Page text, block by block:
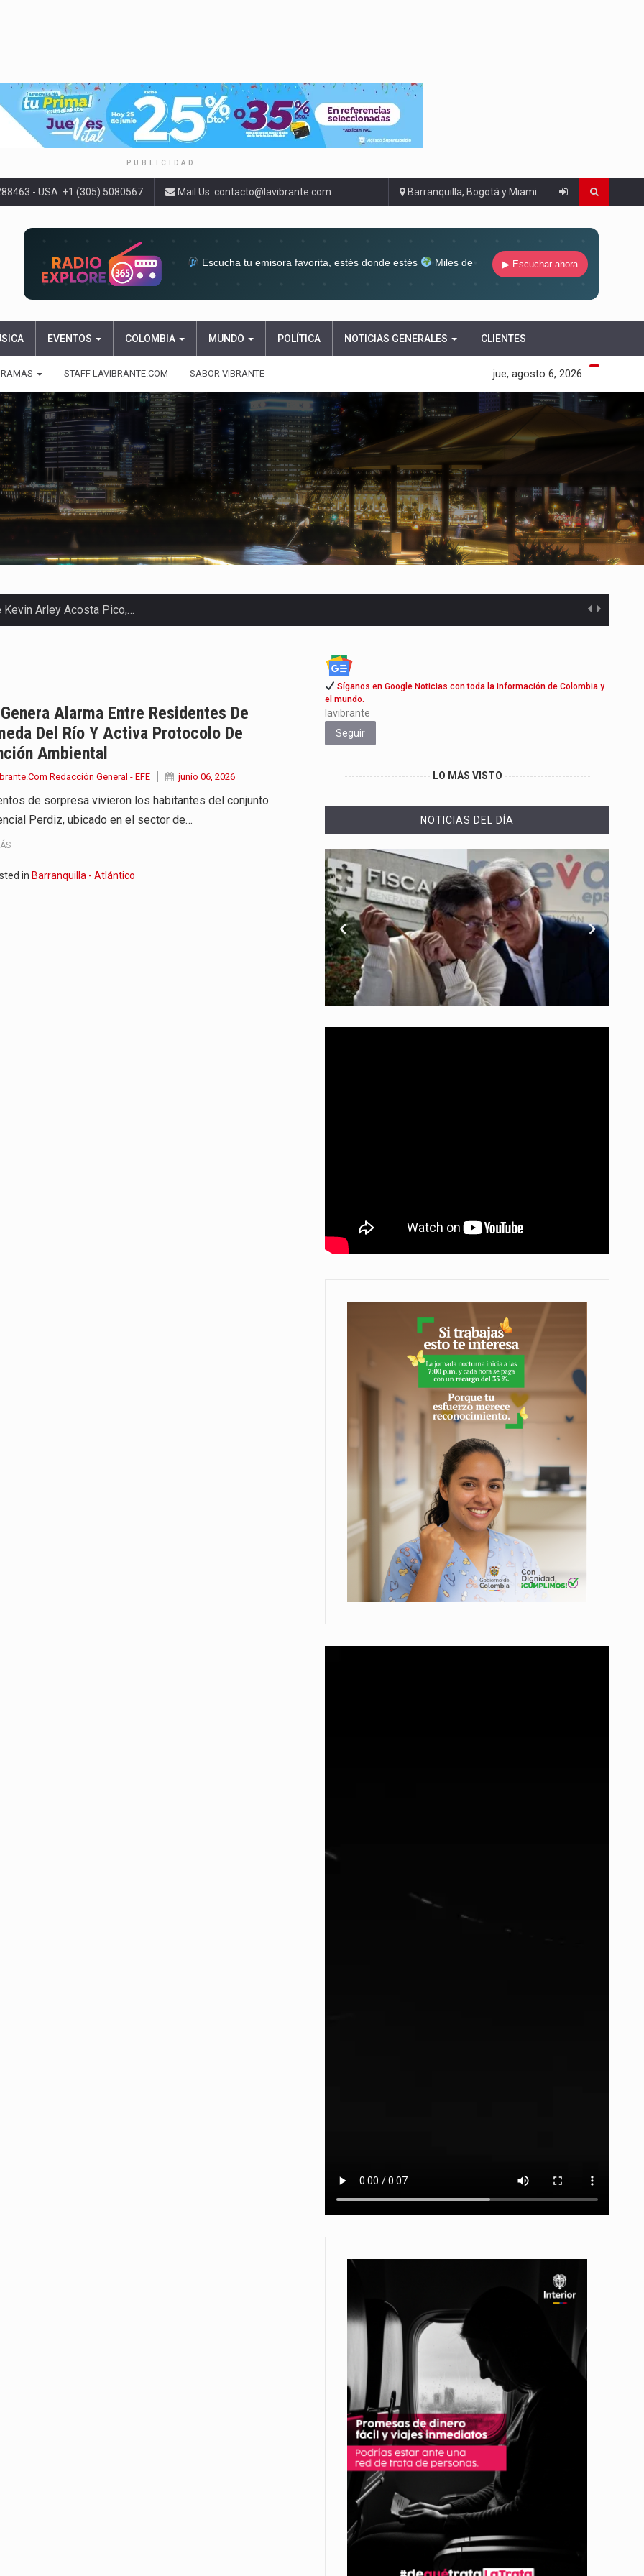
PUBLICIDAD
- USA. +1 (305) 5080567 Mail Us: contacto@lavibrante.com Barranquilla, Bogotá y Miami
Escucha tu emisora favorita, estés donde estés
Miles de
▶ Escuchar ahora
EVENTOS COLOMBIA MUNDO POLÍTICA NOTICIAS GENERALES CLIENTES
STAFF LAVIBRANTE.COM SABOR VIBRANTE jue, agosto 6, 2026
comenzó a dar señales…
el próximo 16 de…
el equipo de…
marcha un amplio plan…
con condiciones de…
operaciones en MT4 es…
como una de las grandes figuras…
vuelve a sorprender a sus seguidores…
Alarma Entre Residentes De
Del Río Y Activa Protocolo De
Ambiental
Redacción General - EFE junio 06, 2026
de sorpresa vivieron los habitantes del conjunto
Perdiz, ubicado en el sector de…
in Barranquilla - Atlántico
Síganos en Google Noticias con toda la información de Colombia y
el mundo.
lavibrante
Seguir
------------------------ LO MÁS VISTO ------------------------
NOTICIAS DEL DÍA